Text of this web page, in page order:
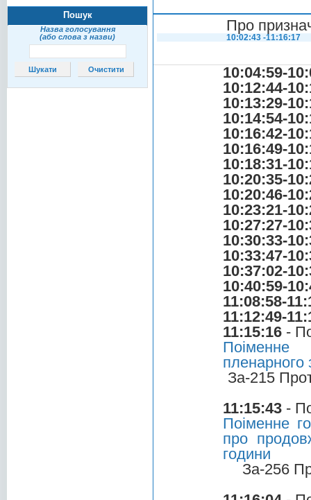
Пошук
Назва голосування
(або слова з назви)
Про
10:02:43 -11:16:17
10:04:59-
10:12:44-
10:13:29-
10:14:54-
10:16:42-
10:16:49-
10:18:31-
10:20:35-
10:20:46-
10:23:21-
10:27:27-
10:30:33-
10:33:47-
10:37:02-
10:40:59-
11:08:58-
11:12:49-
11:15:16 -
Поіменне
пленарного
За-215
11:15:43 -
Поіменне
про
години
За-256